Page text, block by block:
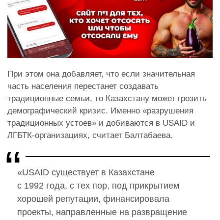
При этом она добавляет, что если значительная
часть населения перестанет создавать
традиционные семьи, то Казахстану может грозить
демографический кризис. Именно «разрушения
традиционных устоев» и добиваются в USAID и
ЛГБТК-организациях, считает Балтабаева.
«USAID существует в Казахстане
с 1992 года, с тех пор, под прикрытием
хорошей репутации, финансировала
проекты, направленные на развращение